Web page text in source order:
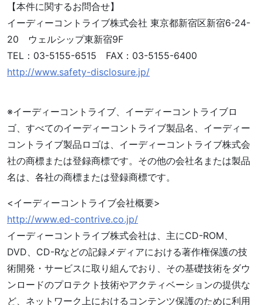
【本件に関するお問合せ】
イーディーコントライブ株式会社 東京都新宿区新宿6-24-
20 ウェルシップ東新宿9F
TEL：03-5155-6515 FAX：03-5155-6400
http://www.safety-disclosure.jp/
※イーディーコントライブ、イーディーコントライブロ
ゴ、すべてのイーディーコントライブ製品名、イーディー
コントライブ製品ロゴは、イーディーコントライブ株式会
社の商標または登録商標です。その他の会社名または製品
名は、各社の商標または登録商標です。
<イーディーコントライブ会社概要>
http://www.ed-contrive.co.jp/
イーディーコントライブ株式会社は、主にCD-ROM、
DVD、CD-Rなどの記録メディアにおける著作権保護の技
術開発・サービスに取り組んでおり、その基礎技術をダウ
ンロードのプロテクト技術やアクティベーションの提供な
ど、ネットワーク上におけるコンテンツ保護のために利用